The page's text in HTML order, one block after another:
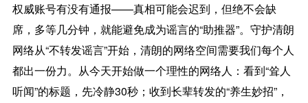
权威账号有没有通报——真相可能会迟到，但绝不会缺
席，多等几分钟，就能避免成为谣言的“助推器”。守护清朗
网络从“不转发谣言”开始，清朗的网络空间需要我们每个人
都出一份力。从今天开始做一个理性的网络人：看到“耸人
听闻”的标题，先冷静30秒；收到长辈转发的“养生妙招”，